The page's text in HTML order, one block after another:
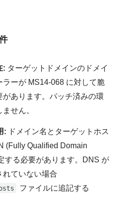
: ターゲットドメインのドメイ
ラーが MS14-068 に対して脆
があります。パッチ済みの環
せん。
: ドメイン名とターゲットホス
(Fully Qualified Domain
する必要があります。DNS が
れていない場合
ファイルに追記する